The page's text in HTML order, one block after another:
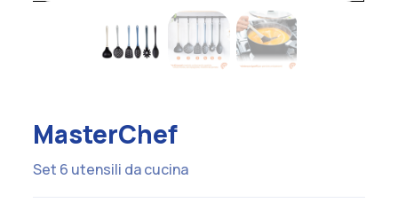
MasterChef
Set 6 utensili da cucina